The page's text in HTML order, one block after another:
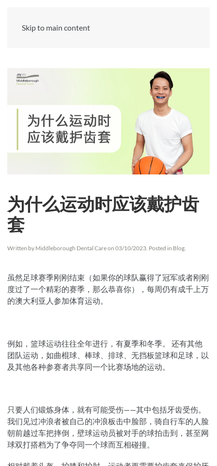
Skip to main content
为什么运动时应该戴护齿
套
Written by Middleborough Dental Careon 03/10/2023 . Posted in Blog
虽然足球赛季刚刚结束（如果你的球队赢得了冠军或者刚刚
度过了一个精彩的赛季，那么恭喜你），每周仍有成千上万
的澳大利亚人参加体育运动。
例如，篮球运动往往全年进行，有夏季和冬季。 还有其他
团队运动，如曲棍球、棒球、排球、无挡板篮球和足球，以
及其他各种参赛者共享同一个比赛场地的运动。
只要人们锻炼身体，就有可能受伤——其中包括牙齿受伤。
我们见过冲浪者被自己的冲浪板击中脸部，骑自行车的人脸
朝前越过车把摔倒，壁球运动员被对手的球拍击到，甚至网
球双打搭档为了争夺同一个球而互相碰撞。